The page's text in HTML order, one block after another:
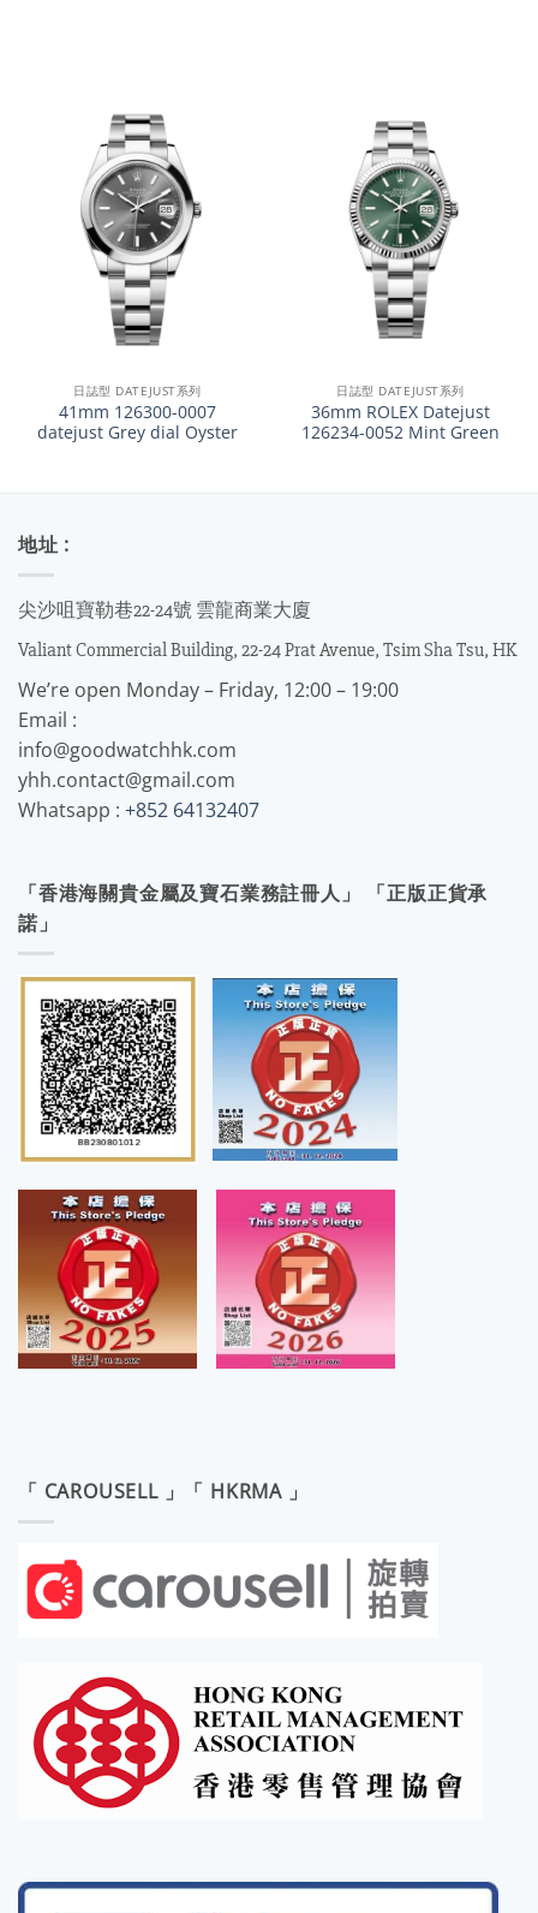
日誌型 DATEJUST系列
41mm 126300-0007
datejust Grey dial Oyster
日誌型 DATEJUST系列
36mm ROLEX Datejust
126234-0052 Mint Green
地址 :
尖沙咀寶勒巷22-24號 雲龍商業大廈
Valiant Commercial Building, 22-24 Prat Avenue, Tsim Sha Tsu, HK
We’re open Monday – Friday, 12:00 – 19:00
Email :
info@goodwatchhk.com
yhh.contact@gmail.com
Whatsapp : +852 64132407
「香港海關貴金屬及寶石業務註冊人」 「正版正貨承
諾」
「 CAROUSELL 」「 HKRMA 」